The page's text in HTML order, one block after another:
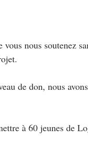
vous nous soutenez
de don, nous
à 60 jeunes de